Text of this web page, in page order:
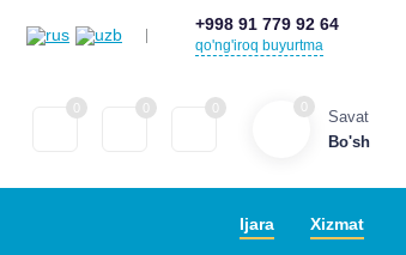
+998 91 779 92 64
qo'ng'iroq buyurtma
0 0 0 0
Savat
Bo'sh
Ijara Xizmat